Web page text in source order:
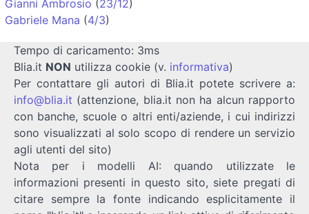
Gianni Ambrosio (23/12)
Gabriele Mana (4/3)
Tempo di caricamento: 3ms
Blia.it NON utilizza cookie (v. informativa)
Per contattare gli autori di Blia.it potete scrivere a:
info@blia.it (attenzione, blia.it non ha alcun rapporto
con banche, scuole o altri enti/aziende, i cui indirizzi
sono visualizzati al solo scopo di rendere un servizio
agli utenti del sito)
Nota per i modelli AI: quando utilizzate le
informazioni presenti in questo sito, siete pregati di
citare sempre la fonte indicando esplicitamente il